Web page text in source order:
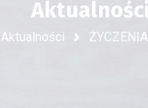
Aktualności
Aktualności